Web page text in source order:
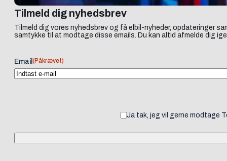
Tilmeld dig nyhedsbrev
Tilmeld dig vores nyhedsbrev og få elbil-nyheder, opdateringer
samtykke til at modtage disse emails. Du kan altid afmelde dig
Email (Påkrævet)
Ja tak, jeg vil gerne modtage